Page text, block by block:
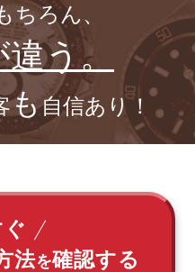
ちろん、
う。
も自信あり！
法を確認する